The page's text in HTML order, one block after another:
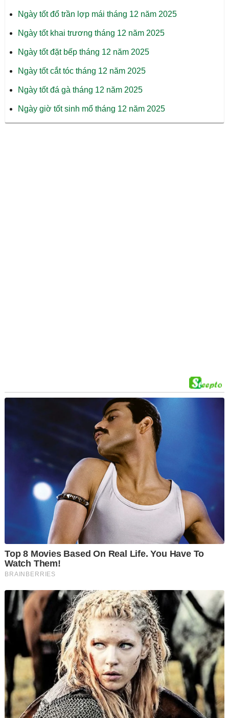
Ngày tốt đổ trần lợp mái tháng 12 năm 2025
Ngày tốt khai trương tháng 12 năm 2025
Ngày tốt đặt bếp tháng 12 năm 2025
Ngày tốt cắt tóc tháng 12 năm 2025
Ngày tốt đá gà tháng 12 năm 2025
Ngày giờ tốt sinh mổ tháng 12 năm 2025